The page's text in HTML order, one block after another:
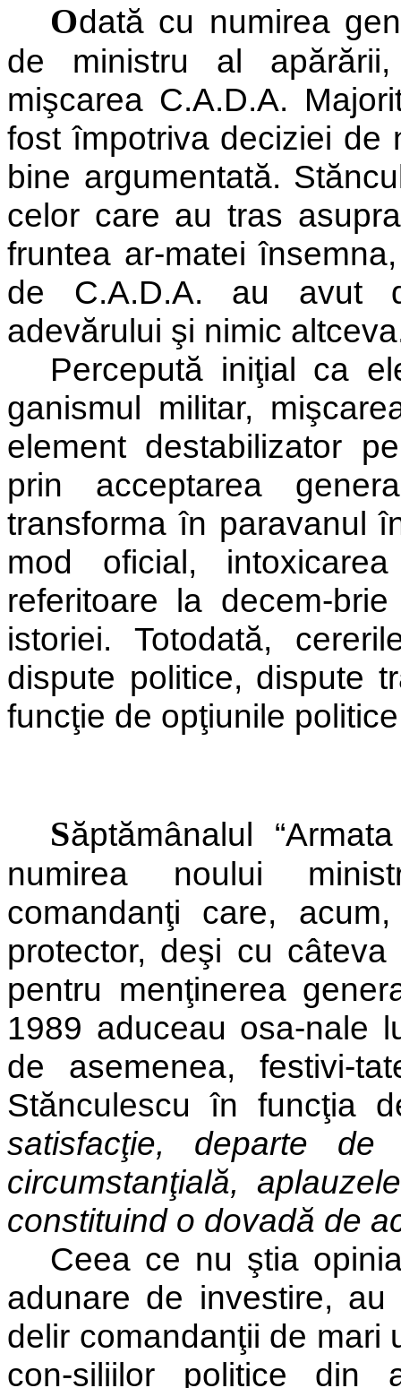
Odată cu numirea
de ministru al
mişcarea C.A.D.A.
fost împotriva deciziei de
bine argumentată.
celor care au tras
fruntea ar-matei
de C.A.D.A. au avut
adevărului şi nimic
Percepută iniţial ca
ganismul militar,
element destabilizator
prin acceptarea
transforma în paravanul
mod oficial,
referitoare la decem-
istoriei. Totodată,
dispute politice, dispute
funcţie de opţiunile
Săptămânalul
numirea noului
comandanţi care,
protector, deşi cu
pentru menţinerea
1989 aduceau osa-nale
de asemenea, festivi-
Stănculescu în funcţia
satisfacţie, departe
circumstanţială,
constituind o dovadă de
Ceea ce nu ştia
adunare de investire,
delir comandanţii de mari
con-siliilor politice din